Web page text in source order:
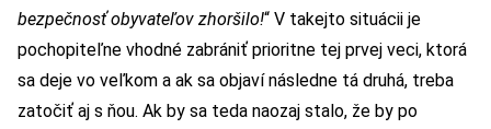
bezpečnosť obyvateľov zhoršilo!“ V takejto situácii je
pochopiteľne vhodné zabrániť prioritne tej prvej veci, ktorá
sa deje vo veľkom a ak sa objaví následne tá druhá, treba
zatočiť aj s ňou. Ak by sa teda naozaj stalo, že by po